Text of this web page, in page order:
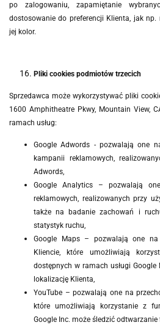
po zalogowaniu, zapamiętanie
dostosowanie do preferencji Klienta, jak np.
jej kolor.
Pliki cookies podmiotów trzecich
Sprzedawca może wykorzystywać pliki
1600 Amphitheatre Pkwy, Mountain View,
ramach usług:
Google Adwords - pozwalają one
kampanii reklamowych,
Adwords,
Google Analytics – pozwalają
reklamowych, realizowanych przy
także na badanie zachowań i
statystyk ruchu,
Google Maps – pozwalają one
Kliencie, które umożliwiają
dostępnych w ramach usługi
lokalizację Klienta,
YouTube – pozwalają one na
które umożliwiają korzystanie z
Google Inc. może śledzić